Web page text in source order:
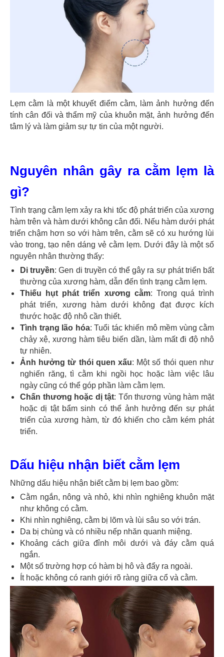
Lẹm cằm là một khuyết điểm cằm, làm ảnh hưởng đến
tính cân đối và thẩm mỹ của khuôn mặt, ảnh hưởng đến
tâm lý và làm giảm sự tự tin của một người.
Nguyên nhân gây ra cằm lẹm là
gì?
Tình trạng cằm lẹm xảy ra khi tốc độ phát triển của xương
hàm trên và hàm dưới không cân đối. Nếu hàm dưới phát
triển chậm hơn so với hàm trên, cằm sẽ có xu hướng lùi
vào trong, tạo nên dáng vẻ cằm lẹm. Dưới đây là một số
nguyên nhân thường thấy:
Di truyền: Gen di truyền có thể gây ra sự phát triển bất
thường của xương hàm, dẫn đến tình trạng cằm lẹm.
Thiếu hụt phát triển xương cằm: Trong quá trình
phát triển, xương hàm dưới không đạt được kích
thước hoặc độ nhô cần thiết.
Tình trạng lão hóa: Tuổi tác khiến mô mềm vùng cằm
chảy xệ, xương hàm tiêu biến dần, làm mất đi độ nhô
tự nhiên.
Ảnh hưởng từ thói quen xấu: Một số thói quen như
nghiến răng, tì cằm khi ngồi học hoặc làm việc lâu
ngày cũng có thể góp phần làm cằm lẹm.
Chấn thương hoặc dị tật: Tổn thương vùng hàm mặt
hoặc dị tật bẩm sinh có thể ảnh hưởng đến sự phát
triển của xương hàm, từ đó khiến cho cằm kém phát
triển.
Dấu hiệu nhận biết cằm lẹm
Những dấu hiệu nhận biết cằm bị lẹm bao gồm:
Cằm ngắn, nông và nhỏ, khi nhìn nghiêng khuôn mặt
như không có cằm.
Khi nhìn nghiêng, cằm bị lõm và lùi sâu so với trán.
Da bị chùng và có nhiều nếp nhăn quanh miệng.
Khoảng cách giữa đỉnh môi dưới và đáy cằm quá
ngắn.
Một số trường hợp có hàm bị hô và đẩy ra ngoài.
Ít hoặc không có ranh giới rõ ràng giữa cổ và cằm.